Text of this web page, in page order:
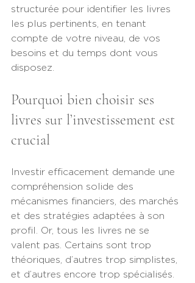
structurée pour identifier les livres
les plus pertinents, en tenant
compte de votre niveau, de vos
besoins et du temps dont vous
disposez.
Pourquoi bien choisir ses
livres sur l’investissement est
crucial
Investir efficacement demande une
compréhension solide des
mécanismes financiers, des marchés
et des stratégies adaptées à son
profil. Or, tous les livres ne se
valent pas. Certains sont trop
théoriques, d’autres trop simplistes,
et d’autres encore trop spécialisés.